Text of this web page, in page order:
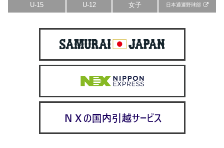
U-15 U-12 女子 日本通運野球部